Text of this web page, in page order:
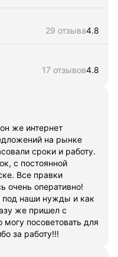
29 отзыва4.8
17 отзывов4.8
же интернет
на рынке
сроки и работу.
с постоянной
Все правки
очень оперативно!
под наши нужды и как
же пришел с
посоветовать для
за работу!!!